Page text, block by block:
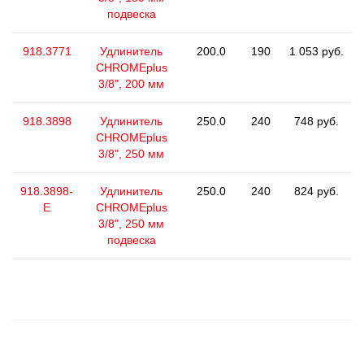
подвеска
918.3771
Удлинитель
CHROMEplus
3/8", 200 мм
200.0 190 1 053 руб.
918.3898
Удлинитель
CHROMEplus
3/8", 250 мм
250.0 240 748 руб.
918.3898-
E
Удлинитель
CHROMEplus
3/8", 250 мм
подвеска
250.0 240 824 руб.